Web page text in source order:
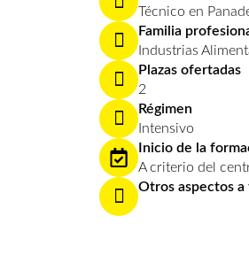
Técnico en
Familia
Industrias
Plazas ofertadas
2
Régimen
Intensivo
Inicio de la
A criterio del
Otros aspectos